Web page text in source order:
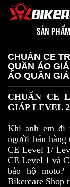
SẢN PHẨM
CHUẨN CE
QUẦN ÁO
ÁO QUẦN
CHUẨN CE
GIÁP LEVEL
Khi anh em đi
người bán hàng
CE Level 1/
CE Level 1 và
bảo hộ
Bikercare Shop